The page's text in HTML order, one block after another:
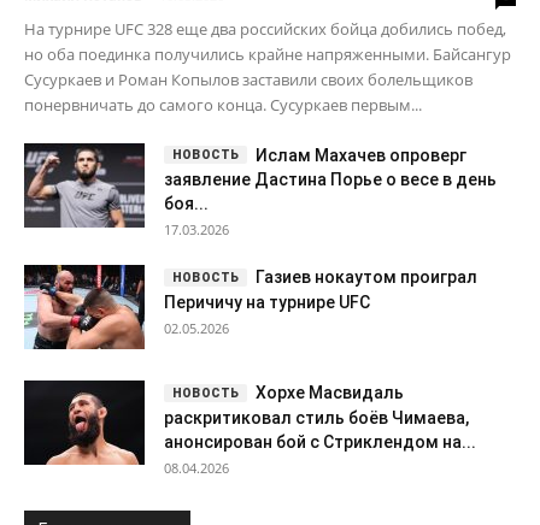
На турнире UFC 328 еще два российских бойца добились побед,
но оба поединка получились крайне напряженными. Байсангур
Сусуркаев и Роман Копылов заставили своих болельщиков
понервничать до самого конца. Сусуркаев первым...
Ислам Махачев опроверг
заявление Дастина Порье о весе в день
боя...
17.03.2026
Газиев нокаутом проиграл
Перичичу на турнире UFC
02.05.2026
Хорхе Масвидаль
раскритиковал стиль боёв Чимаева,
анонсирован бой с Стриклендом на...
08.04.2026